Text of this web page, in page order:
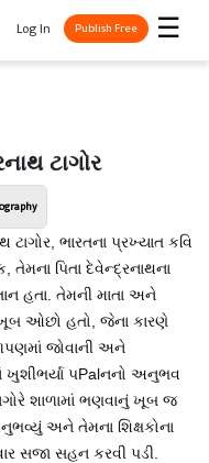
☰
Log In Publish Free
ટાગોર
ટાગોર, ભારતના પ્રખ્યાત કવિ
પિતા દેવેન્દ્રનાથના
હતા. તેમની માતા અને
ઓછો હતો, જેના કારણે
જોવાની અને
પPalનનો અનુભવ
શાળામાં ભણવાનું ખૂબ જ
અને તેમના શિક્ષકોના
સજા સહન કરવી પડી.